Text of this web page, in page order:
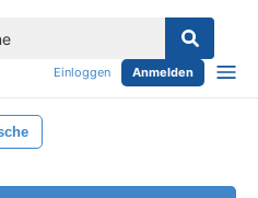
Einloggen Anmelden